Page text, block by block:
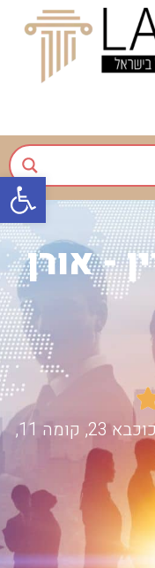
- אורן
מגדל וי טאואר רחוב בר כוכבא 23, קומה 11,